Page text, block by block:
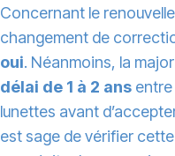
Concernant le
changement de
oui. Néanmoins, la
délai de 1 à 2 ans
lunettes avant
est sage de vérifier